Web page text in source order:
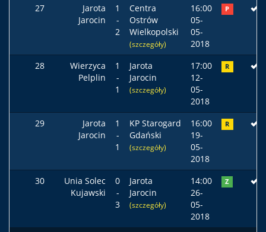
27
Jarota
Jarocin
1
-
2
Centra
Ostrów
Wielkopolski
(szczegóły)
16:00
05-
05-
2018
P
28
Wierzyca
Pelplin
1
-
1
Jarota
Jarocin
(szczegóły)
17:00
12-
05-
2018
R
29
Jarota
Jarocin
1
-
1
KP Starogard
Gdański
(szczegóły)
16:00
19-
05-
2018
R
30
Unia Solec
Kujawski
0
-
3
Jarota
Jarocin
(szczegóły)
14:00
26-
05-
2018
Z